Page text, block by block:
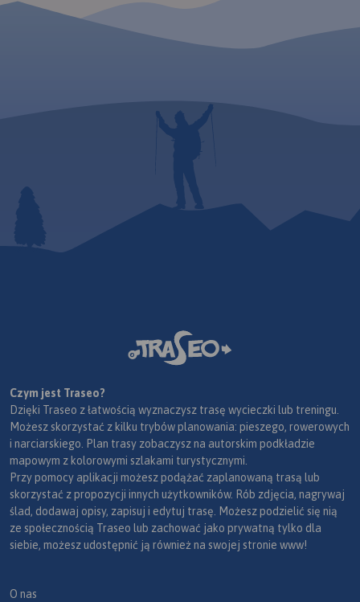
Czym jest Traseo?
Dzięki Traseo z łatwością wyznaczysz trasę wycieczki lub treningu.
Możesz skorzystać z kilku trybów planowania: pieszego, rowerowych
i narciarskiego. Plan trasy zobaczysz na autorskim podkładzie
mapowym z kolorowymi szlakami turystycznymi.
Przy pomocy aplikacji możesz podążać zaplanowaną trasą lub
skorzystać z propozycji innych użytkowników. Rób zdjęcia, nagrywaj
ślad, dodawaj opisy, zapisuj i edytuj trasę. Możesz podzielić się nią
ze społecznością Traseo lub zachować jako prywatną tylko dla
siebie, możesz udostępnić ją również na swojej stronie www!
O nas